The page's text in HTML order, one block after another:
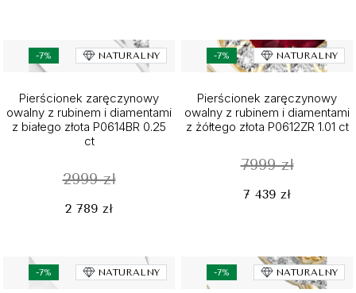
-7% NATURALNY
Pierścionek zaręczynowy
owalny z rubinem i diamentami
z białego złota P0614BR 0.25
ct
2999 zł
2 789 zł
-7% NATURALNY
Pierścionek zaręczynowy
owalny z rubinem i diamentami
z żółtego złota P0612ZR 1.01 ct
7999 zł
7 439 zł
-7% NATURALNY -7% NATURALNY